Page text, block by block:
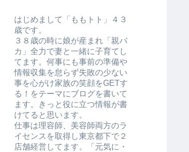
はじめまして「ももトト」４３
歳です。
３８歳の時に娘が産まれ「親バ
カ」全力で妻と一緒に子育てし
てます。何事にも事前の準備や
情報収集を怠らず失敗の少ない
事を心がけ家族の笑顔をGETす
る！をテーマにブログを書いて
ます。きっと役に立つ情報が書
けてると思います。
仕事は理容師、美容師両方のラ
イセンスを取得し東京都下で２
店舗経営してます。「元気に・